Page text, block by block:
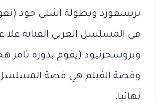
بريسفورد وبطولة اشلي جود
في المسلسل العربي الفنانة علا
وبروسجرنيود (يقوم بدوره تامر
وقصة الفيلم هي قصة المسلسل
نهائيا.